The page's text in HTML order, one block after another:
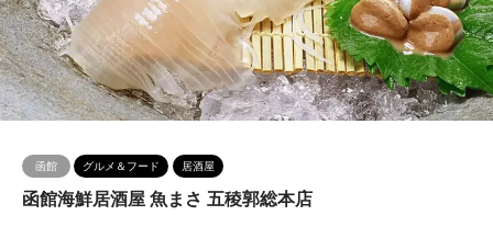
函館 グルメ＆フード 居酒屋
函館海鮮居酒屋 魚まさ 五稜郭総本店